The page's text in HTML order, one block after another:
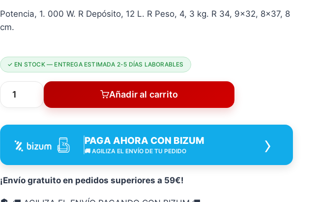
Potencia, 1. 000 W. R Depósito, 12 L. R Peso, 4, 3 kg. R 34, 9×32, 8×37, 8
cm.
✓ EN STOCK — ENTREGA ESTIMADA 2-5 DÍAS LABORABLES
Aspirador
WD
Karcher
9X32
8X37
Añadir al carrito
PAGA AHORA CON BIZUM
🚚 AGILIZA EL ENVÍO DE TU PEDIDO ›
¡Envío gratuito en pedidos superiores a 59€!